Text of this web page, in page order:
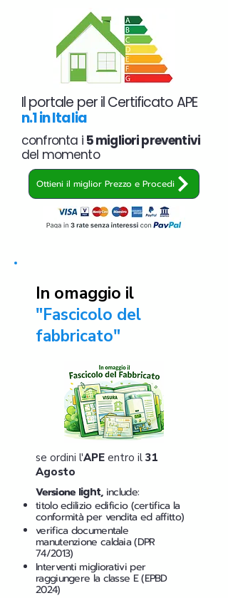
Il portale per il Certificato APE
n.1 in Italia
confronta i 5 migliori preventivi
del momento
Ottieni il miglior Prezzo e Procedi
In omaggio il
"Fascicolo del
fabbricato"
se ordini l'APE entro il 31
Agosto
Versione light,include:
titolo edilizio edificio (certifica la
conformità per vendita ed affitto)
verifica documentale
manutenzione caldaia (DPR
74/2013)
Interventi migliorativi per
raggiungere la classe E (EPBD
2024)